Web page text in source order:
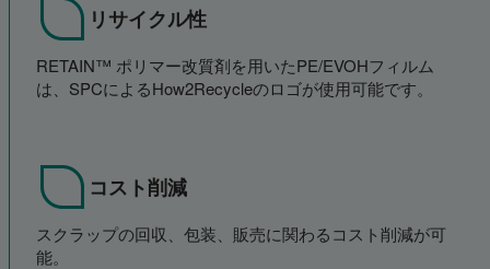
リサイクル性
RETAIN™ ポリマー改質剤を用いたPE/EVOHフィルム
は、SPCによるHow2Recycleのロゴが使用可能です。
コスト削減
スクラップの回収、包装、販売に関わるコスト削減が可
能。